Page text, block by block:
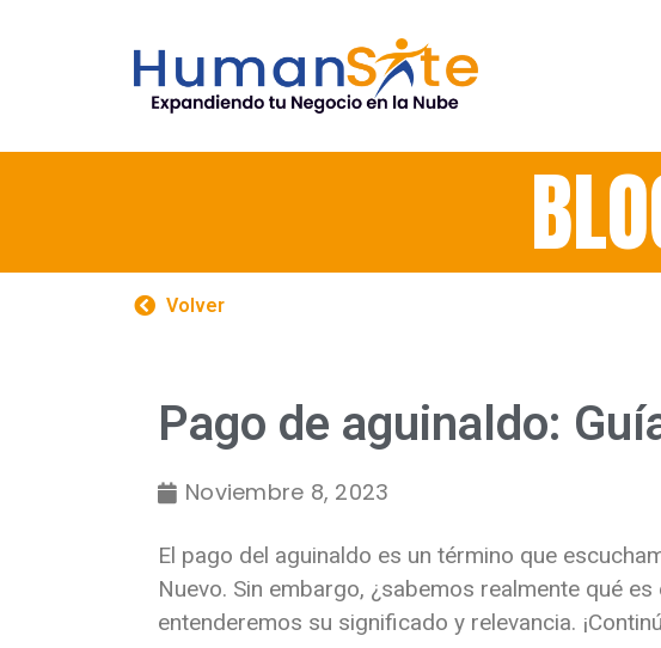
Volver
Pago de aguinaldo:
Noviembre 8, 2023
El pago del aguinaldo es un término que
Nuevo. Sin embargo, ¿sabemos realmente qué
entenderemos su significado y relevancia.